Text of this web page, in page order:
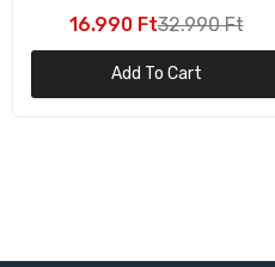
16.990 Ft32.990 Ft
Add To Cart